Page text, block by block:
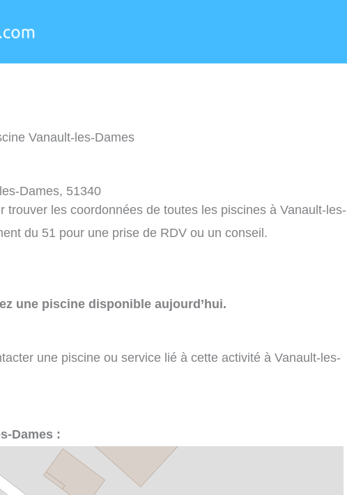
Vanault-les-Dames
Dames, 51340
trouver les coordonnées de toutes les piscines à Vanault-les-
du 51 pour une prise de RDV ou un conseil.
une piscine disponible aujourd’hui.
une piscine ou service lié à cette activité à Vanault-les-
Dames :